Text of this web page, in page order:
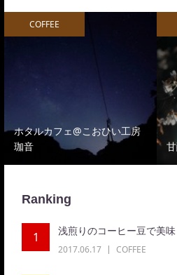
COFFEE
ホタルカフェ@こおひい工房
珈音
Ranking
1 浅煎りのコーヒー豆で美
2017.06.17 COFFEE